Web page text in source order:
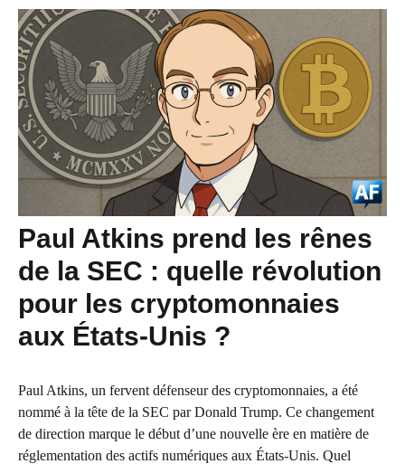
Paul Atkins prend les rênes
de la SEC : quelle révolution
pour les cryptomonnaies
aux États-Unis ?
Paul Atkins, un fervent défenseur des cryptomonnaies, a été
nommé à la tête de la SEC par Donald Trump. Ce changement
de direction marque le début d’une nouvelle ère en matière de
réglementation des actifs numériques aux États-Unis. Quel